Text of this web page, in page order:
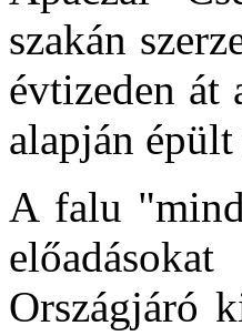
szakán
évtizeden át
alapján
A falu
Országjáró